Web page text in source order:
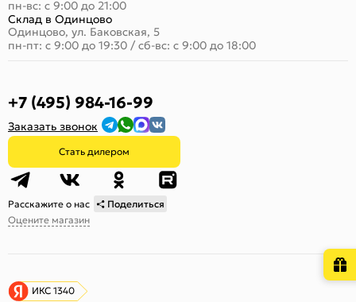
пн-вс: с 9:00 до 21:00
Склад в Одинцово
Одинцово, ул. Баковская, 5
пн-пт: с 9:00 до 19:30 / сб-вс: с 9:00 до 18:00
+7 (495) 984-16-99
Заказать звонок
Стать дилером
Расскажите о нас
Поделиться
Оцените магазин
ИКС 1340